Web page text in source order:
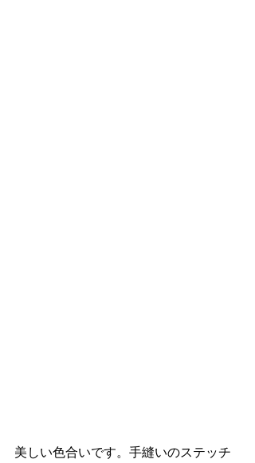
美しい色合いです。手縫いのステッチ